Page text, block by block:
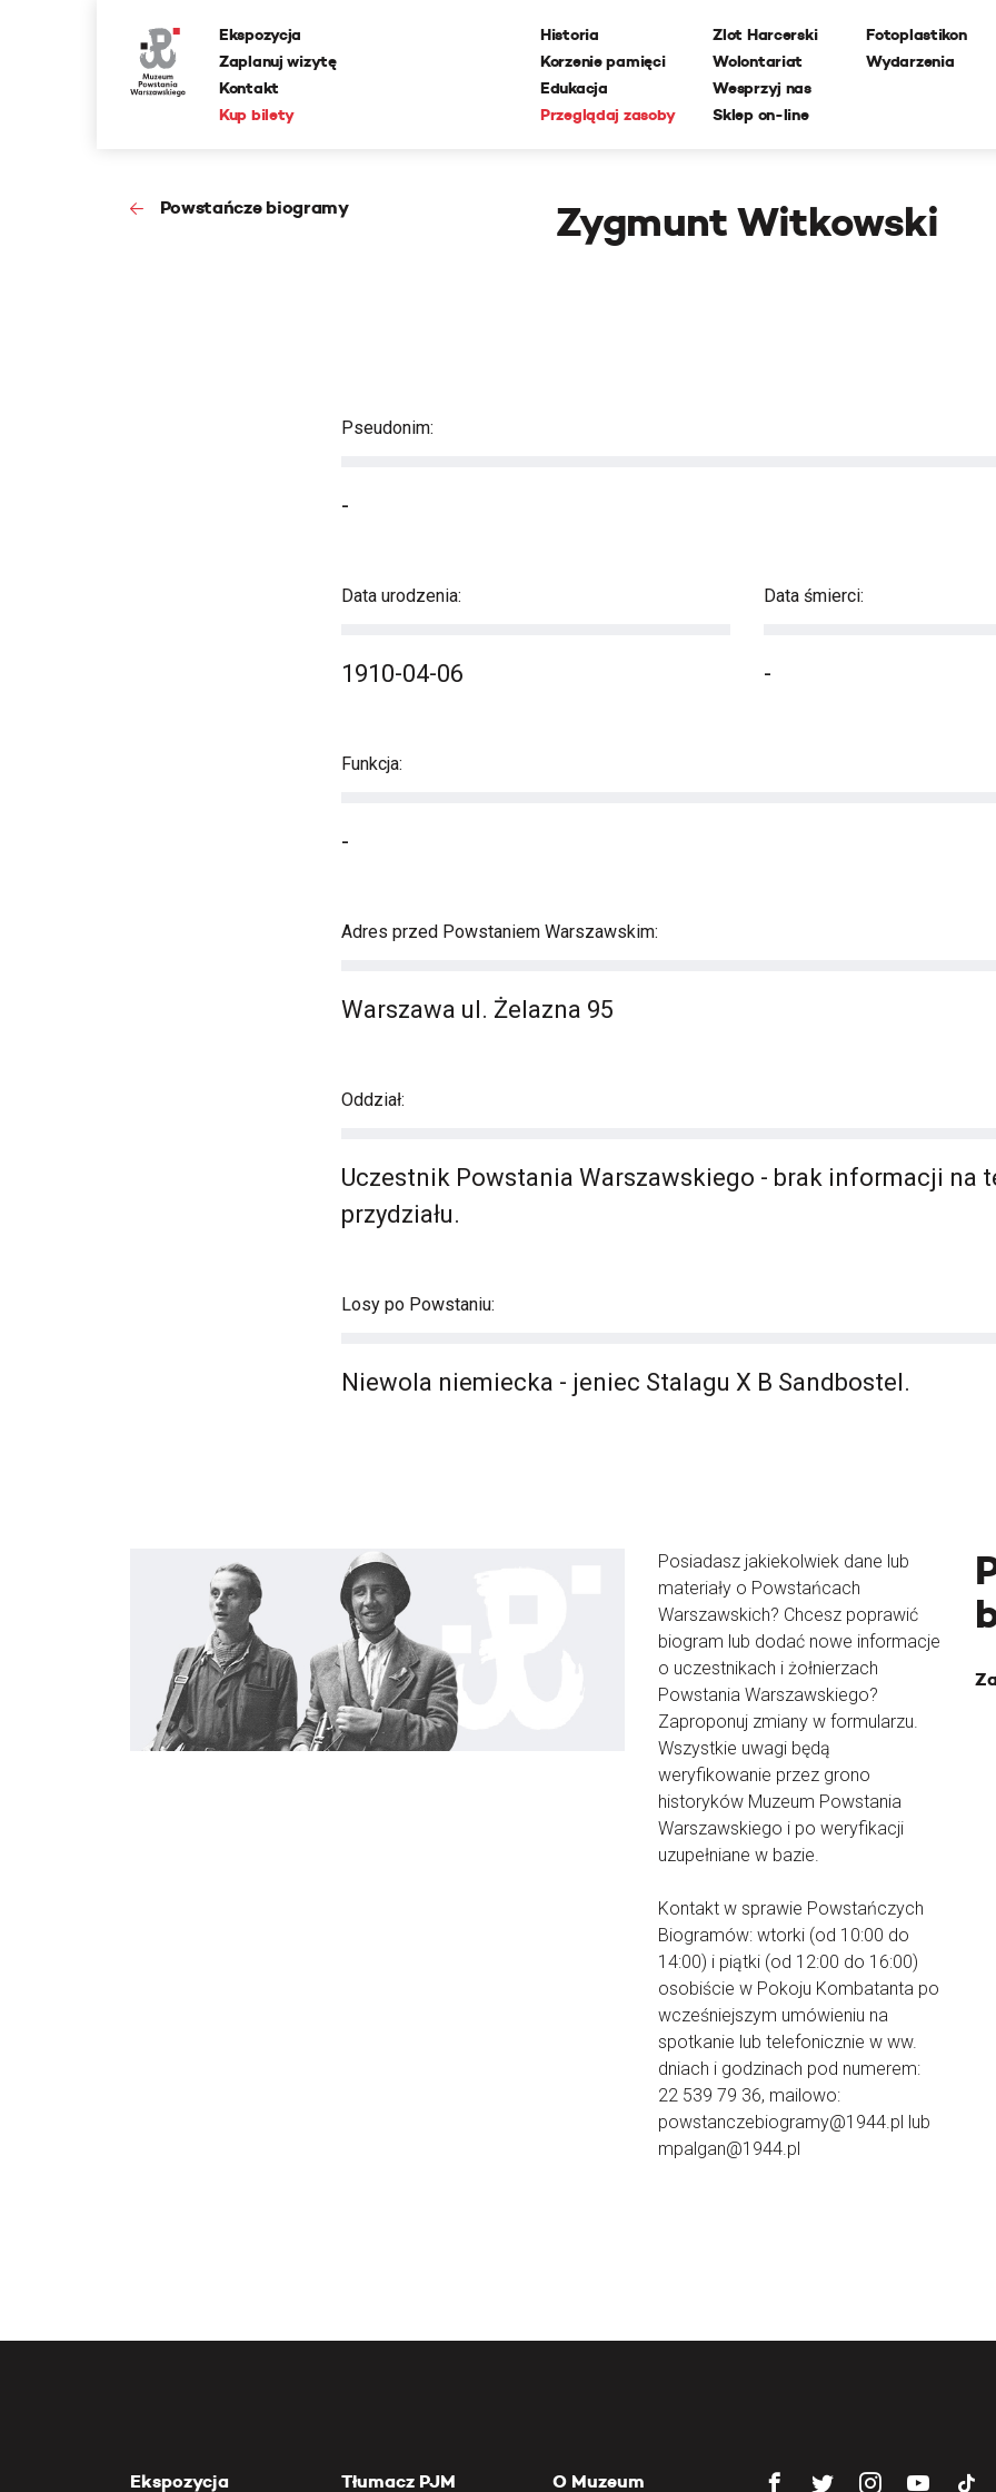
Ekspozycja
Zaplanuj wizytę
Kontakt
Kup bilety
Historia
Korzenie pamięci
Edukacja
Przeglądaj zasoby
Zlot Harcerski
Wolontariat
Wesprzyj nas
Sklep on-line
Fotoplastikon
Wydarzenia
Powstańcze biogramy Zygmunt Witkowski
Pseudonim:
-
Data urodzenia:
1910-04-06
Data śmierci:
-
Funkcja:
-
Adres przed Powstaniem Warszawskim:
Warszawa ul. Żelazna 95
Oddział:
Uczestnik Powstania Warszawskiego - brak informacji na
przydziału.
Losy po Powstaniu:
Niewola niemiecka - jeniec Stalagu X B Sandbostel.
Posiadasz jakiekolwiek dane lub
materiały o Powstańcach
Warszawskich? Chcesz poprawić
biogram lub dodać nowe informacje
o uczestnikach i żołnierzach
Powstania Warszawskiego?
Zaproponuj zmiany w formularzu.
Wszystkie uwagi będą
weryfikowanie przez grono
historyków Muzeum Powstania
Warszawskiego i po weryfikacji
uzupełniane w bazie.
Kontakt w sprawie Powstańczych
Biogramów: wtorki (od 10:00 do
14:00) i piątki (od 12:00 do 16:00)
osobiście w Pokoju Kombatanta po
wcześniejszym umówieniu na
spotkanie lub telefonicznie w ww.
dniach i godzinach pod numerem:
22 539 79 36, mailowo:
powstanczebiogramy@1944.pl lub
mpalgan@1944.pl
Ekspozycja Tłumacz PJM O Muzeum